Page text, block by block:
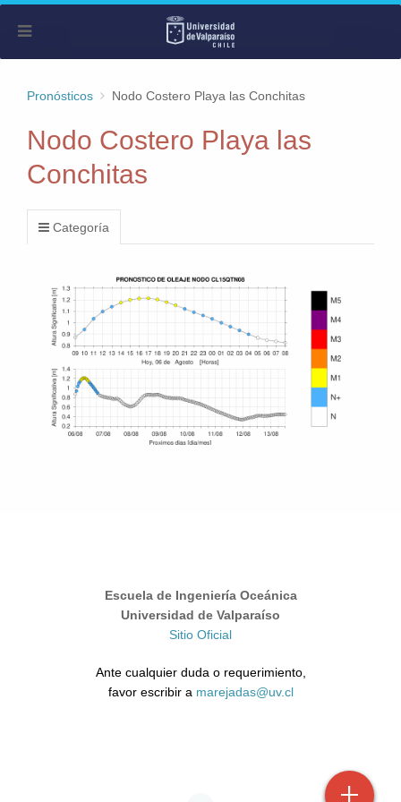
Pronósticos Nodo Costero Playa las Conchitas
Nodo Costero Playa las
Conchitas
Categoría
Escuela de Ingeniería Oceánica
Universidad de Valparaíso
Sitio Oficial
Ante cualquier duda o requerimiento,
favor escribir a marejadas@uv.cl